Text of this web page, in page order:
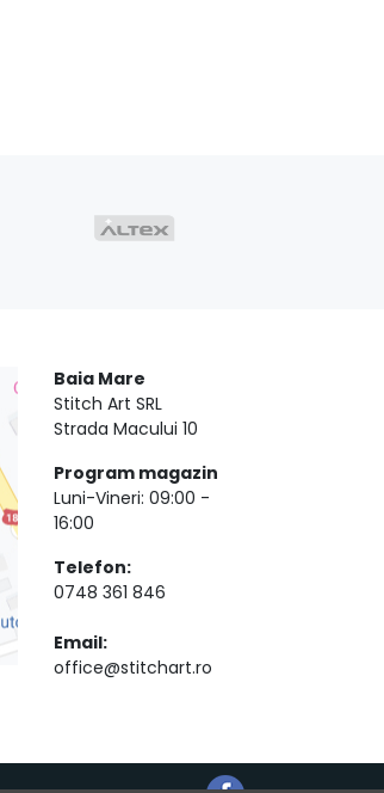
Baia Mare
Stitch Art SRL
Strada Macului 10
Program magazin
Luni-Vineri: 09:00 -
16:00
Telefon:
0748 361 846
Email:
office@stitchart.ro